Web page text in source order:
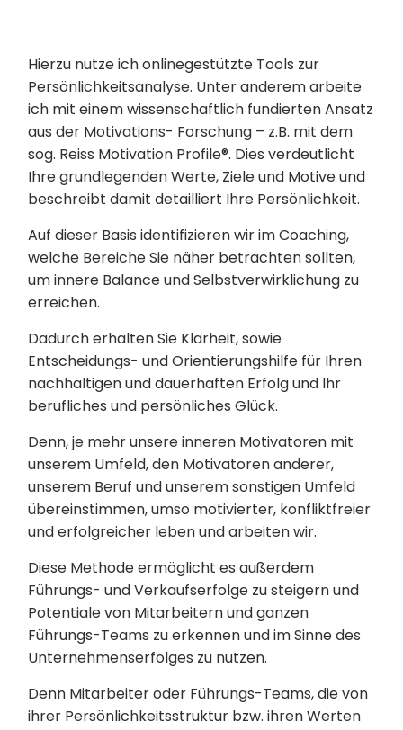
Hierzu nutze ich onlinegestützte Tools zur
Persönlichkeitsanalyse. Unter anderem arbeite
ich mit einem wissenschaftlich fundierten Ansatz
aus der Motivations- Forschung – z.B. mit dem
sog. Reiss Motivation Profile®. Dies verdeutlicht
Ihre grundlegenden Werte, Ziele und Motive und
beschreibt damit detailliert Ihre Persönlichkeit.
Auf dieser Basis identifizieren wir im Coaching,
welche Bereiche Sie näher betrachten sollten,
um innere Balance und Selbstverwirklichung zu
erreichen.
Dadurch erhalten Sie Klarheit, sowie
Entscheidungs- und Orientierungshilfe für Ihren
nachhaltigen und dauerhaften Erfolg und Ihr
berufliches und persönliches Glück.
Denn, je mehr unsere inneren Motivatoren mit
unserem Umfeld, den Motivatoren anderer,
unserem Beruf und unserem sonstigen Umfeld
übereinstimmen, umso motivierter, konfliktfreier
und erfolgreicher leben und arbeiten wir.
Diese Methode ermöglicht es außerdem
Führungs- und Verkaufserfolge zu steigern und
Potentiale von Mitarbeitern und ganzen
Führungs-Teams zu erkennen und im Sinne des
Unternehmenserfolges zu nutzen.
Denn Mitarbeiter oder Führungs-Teams, die von
ihrer Persönlichkeitsstruktur bzw. ihren Werten